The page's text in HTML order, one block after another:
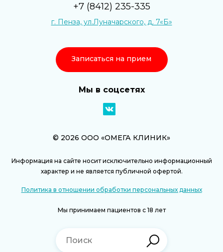
© 2026 ООО «ОМЕГА КЛИНИК»
Информация на сайте носит исключительно информационный
характер и не является публичной офертой.
Политика в отношении обработки персональных данных
Мы принимаем пациентов с 18 лет
+7 (8412) 235-335
г. Пенза, ул.Луначарского, д. 7«Б»
Записаться на прием
Мы в соцсетях